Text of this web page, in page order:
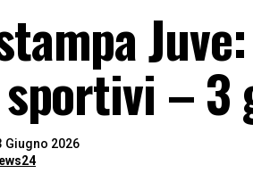
– 3
Giugno 2026